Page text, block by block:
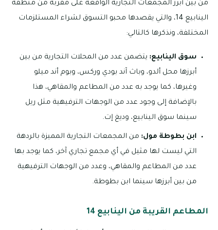
من بين أبرز المجمعات التجارية الواقعة على مقربة من منطقة
الينابيع 14، والتي يقصدها محبو التسوق لشراء المستلزمات
المختلفة، ونذكرها كالتالي:
سوق الينابيع: يتضمن عدد من المحلات التجارية من بين
أبرزها محل ألدو، وباث آند بودي وركس، وبوم أند ميلو
وغيرها، كما يوجد به عدد من المطاعم والمقاهي، هذا
بالإضافة إلى وجود عدد من الوجهات الترفيهية مثل ريل
سينما سوق الينابيع، وديغ إت.
ابن بطوطة مول: من المجمعات التجارية المميزة بالردهة
التي ليست لها مثيل في أي مجمع تجاري آخر، كما يوجد بها
عدد من المطاعم والمقاهي، وعدد من الوجهات الترفيهية
من بين أبرزها سينما ابن بطوطة.
المطاعم القريبة من الينابيع 14